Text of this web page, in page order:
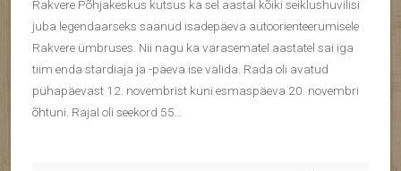
Rakvere Põhjakeskus kutsus ka sel aastal kõiki seiklushuvilisi
juba legendaarseks saanud isadepäeva autoorienteerumisele
Rakvere ümbruses. Nii nagu ka varasematel aastatel sai iga
tiim enda stardiaja ja -päeva ise valida. Rada oli avatud
pühapäevast 12. novembrist kuni esmaspäeva 20. novembri
õhtuni. Rajal oli seekord 55…